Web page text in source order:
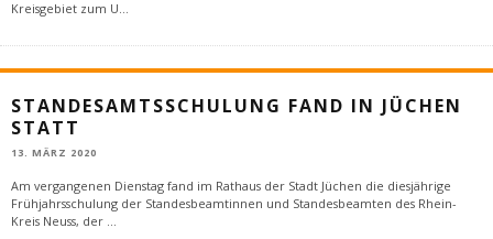
Kreisgebiet zum U...
STANDESAMTSSCHULUNG FAND IN JÜCHEN
STATT
13. MÄRZ 2020
Am vergangenen Dienstag fand im Rathaus der Stadt Jüchen die diesjährige
Frühjahrsschulung der Standesbeamtinnen und Standesbeamten des Rhein-
Kreis Neuss, der